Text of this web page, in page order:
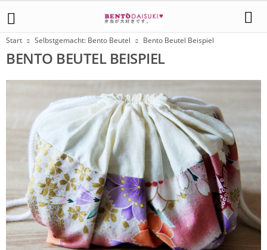
Start Selbstgemacht: Bento Beutel Bento Beutel Beispiel
BENTO BEUTEL BEISPIEL